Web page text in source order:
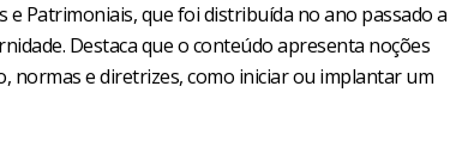
e Patrimoniais, que foi distribuída no ano passado a
Destaca que o conteúdo apresenta noções
normas e diretrizes, como iniciar ou implantar um